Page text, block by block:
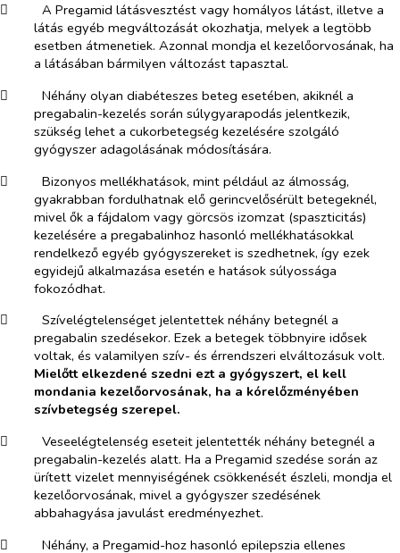
​
A Pregamid látásvesztést vagy homályos látást, illetve a
látás egyéb megváltozását okozhatja, melyek a legtöbb
esetben átmenetiek. Azonnal mondja el kezelőorvosának, ha
a látásában bármilyen változást tapasztal.
​
Néhány olyan diabéteszes beteg esetében, akiknél a
pregabalin-kezelés során súlygyarapodás jelentkezik,
szükség lehet a cukorbetegség kezelésére szolgáló
gyógyszer adagolásának módosítására.
​
Bizonyos mellékhatások, mint például az álmosság,
gyakrabban fordulhatnak elő gerincvelősérült betegeknél,
mivel ők a fájdalom vagy görcsös izomzat (spaszticitás)
kezelésére a pregabalinhoz hasonló mellékhatásokkal
rendelkező egyéb gyógyszereket is szedhetnek, így ezek
egyidejű alkalmazása esetén e hatások súlyossága
fokozódhat.
​
Szívelégtelenséget jelentettek néhány betegnél a
pregabalin szedésekor. Ezek a betegek többnyire idősek
voltak, és valamilyen szív- és érrendszeri elváltozásuk volt.
Mielőtt elkezdené szedni ezt a gyógyszert, el kell
mondania kezelőorvosának, ha a kórelőzményében
szívbetegség szerepel.
​
Veseelégtelenség eseteit jelentették néhány betegnél a
pregabalin-kezelés alatt. Ha a Pregamid szedése során az
ürített vizelet mennyiségének csökkenését észleli, mondja el
kezelőorvosának, mivel a gyógyszer szedésének
abbahagyása javulást eredményezhet.
​
Néhány, a Pregamid-hoz hasonló epilepszia ellenes